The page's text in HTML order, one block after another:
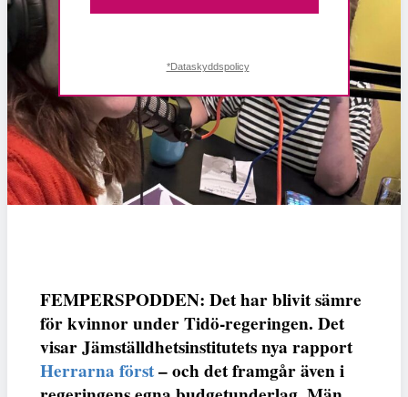
FEMPERSPODDEN: Det har blivit sämre
för kvinnor under Tidö-regeringen. Det
visar Jämställdhetsinstitutets nya rapport
Herrarna först– och det framgår även i
*Dataskyddspolicy